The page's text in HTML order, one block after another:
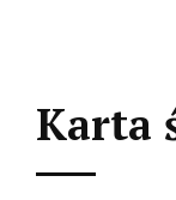
Karta